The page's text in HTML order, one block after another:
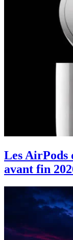
Les
avant fin